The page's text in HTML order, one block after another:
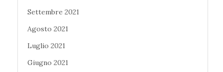
Settembre 2021
Agosto 2021
Luglio 2021
Giugno 2021